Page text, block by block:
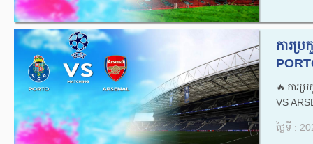
ការប្
🔥ការប្
VS
ថ្ងៃទី :